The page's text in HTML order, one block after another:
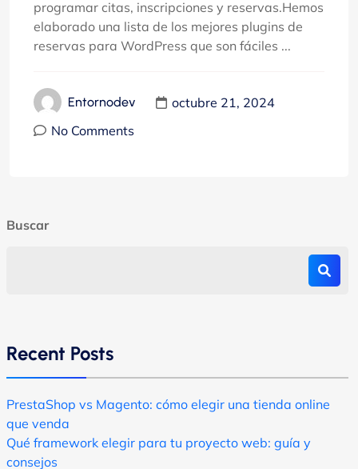
programar citas, inscripciones y reservas.Hemos
elaborado una lista de los mejores plugins de
reservas para WordPress que son fáciles ...
Entornodev
octubre 21, 2024
No Comments
Buscar
Recent Posts
PrestaShop vs Magento: cómo elegir una tienda online
que venda
Qué framework elegir para tu proyecto web: guía y
consejos